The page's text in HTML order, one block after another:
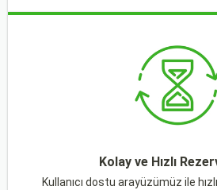
Kolay ve Hızlı
Kullanıcı dostu arayüzümüz ile